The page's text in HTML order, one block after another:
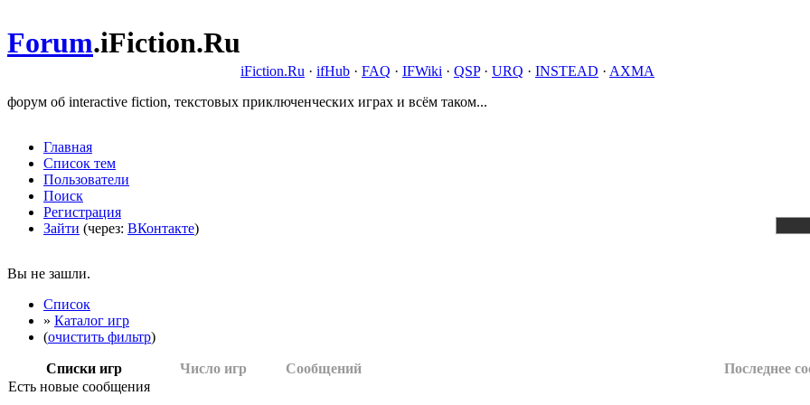
Forum.iFiction.Ru
iFiction.Ru · ifHub · FAQ · IFWiki · QSP· URQ · INSTEAD · AXMA
форум об interactive fiction, текстовых приключенческих играх и всём таком...
Главная
Список тем
Пользователи
Поиск
Регистрация
Зайти (через: ВКонтакте)
Вы не зашли.
Список
» Каталог игр
(очистить фильтр)
Списки игр Число игр Сообщений
Последнее
Есть новые сообщения